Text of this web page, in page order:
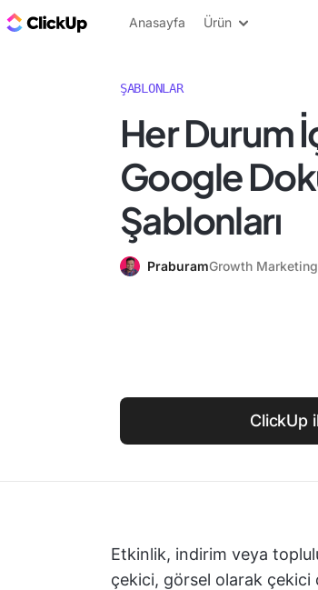
ClickUp Blog
Anasayfa Ürün
ŞABLONLAR
Her Durum
Google
Şablonları
PraburamGrowth
ClickUp
Etkinlik, indirim veya
çekici, görsel olarak çekici